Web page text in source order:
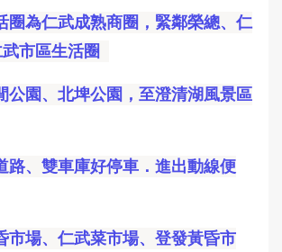
圈為仁武成熟商圈，緊鄰榮總、仁
市區生活圈
公園、北埤公園，至澄清湖風景區
路、雙車庫好停車．進出動線便
市場、仁武菜市場、登發黃昏市